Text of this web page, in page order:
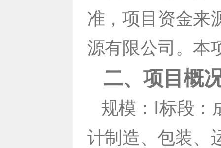
准，项目资金来
源有限公司。本
二、项目概
规模：Ⅰ标段
计制造、包装、